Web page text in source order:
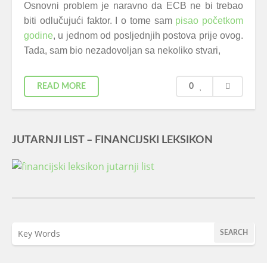
Osnovni problem je naravno da ECB ne bi trebao
biti odlučujući faktor. I o tome sam pisao početkom
godine, u jednom od posljednjih postova prije ovog.
Tada, sam bio nezadovoljan sa nekoliko stvari,
0
READ MORE
JUTARNJI LIST – FINANCIJSKI LEKSIKON